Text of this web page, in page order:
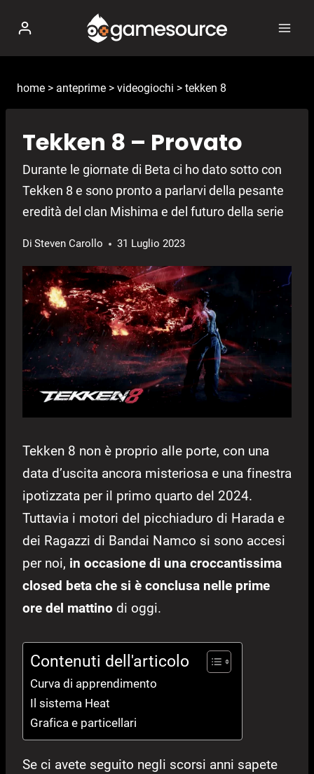
contenuto
home > anteprime > videogiochi > tekken 8
Tekken 8 – Provato
Durante le giornate di Beta ci ho dato sotto con
Tekken 8 e sono pronto a parlarvi della pesante
eredità del clan Mishima e del futuro della serie
Di Steven Carollo 31 Luglio 2023
Tekken 8 non è proprio alle porte, con una
data d’uscita ancora misteriosa e una finestra
ipotizzata per il primo quarto del 2024.
Tuttavia i motori del picchiaduro di Harada e
dei Ragazzi di Bandai Namco si sono accesi
per noi, in occasione di una croccantissima
closed beta che si è conclusa nelle prime
ore del mattino di oggi.
Contenuti dell'articolo
Curva di apprendimento
Il sistema Heat
Grafica e particellari
Se ci avete seguito negli scorsi anni sapete